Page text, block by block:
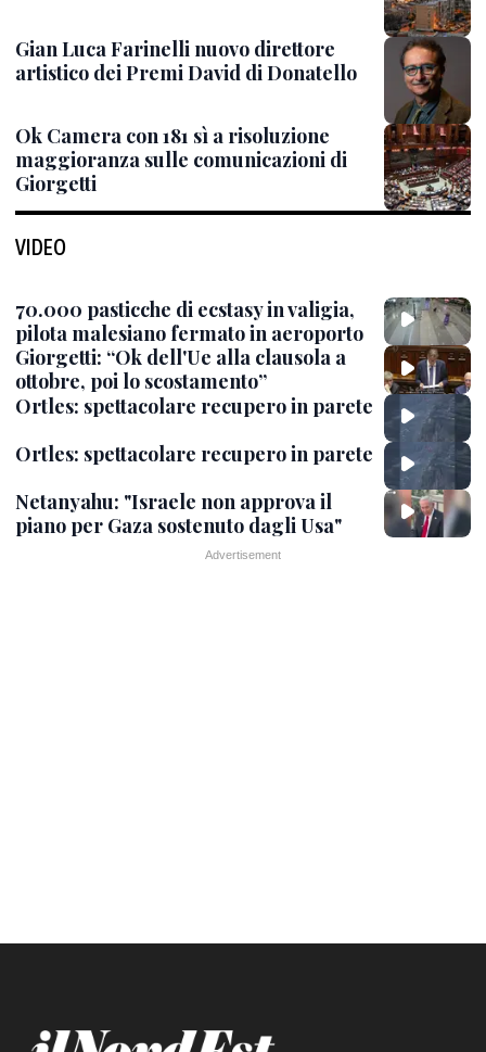
Gian Luca Farinelli nuovo direttore
artistico dei Premi David di Donatello
Ok Camera con 181 sì a risoluzione
maggioranza sulle comunicazioni di
Giorgetti
VIDEO
70.000 pasticche di ecstasy in valigia,
pilota malesiano fermato in aeroporto
Giorgetti: “Ok dell'Ue alla clausola a
ottobre, poi lo scostamento”
Ortles: spettacolare recupero in parete
Ortles: spettacolare recupero in parete
Netanyahu: "Israele non approva il
piano per Gaza sostenuto dagli Usa"